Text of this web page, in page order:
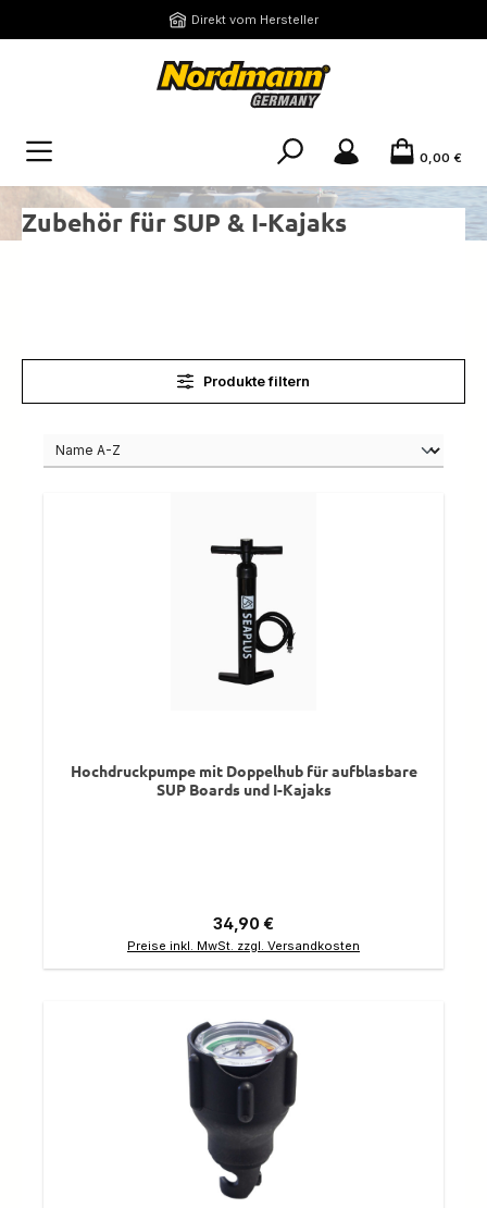
Zum Hauptinhalt springen Direkt vom Hersteller
0,00 €
Zubehör für SUP & I-Kajaks
Produkte filtern
Hochdruckpumpe mit Doppelhub für aufblasbare
SUP Boards und I-Kajaks
Regulärer Preis:
34,90 €
Preise inkl. MwSt. zzgl. Versandkosten